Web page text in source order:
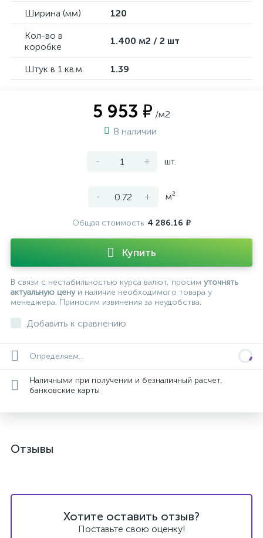
Ширина (мм)
120
Кол-во в
коробке
1.400 м2 / 2 шт
Штук в 1 кв.м. 1.39
5 953 ₽ /м2
В наличии
- + шт.
- + м²
Общая стоимость 4 286.16 ₽
Купить
В связи с нестабильностью курса валют, просим уточнять
актуальную ценуи наличие необходимого товара у
менеджера. Приносим извинения за неудобства.
Добавить к сравнению
Определяем...
Наличными при получении и безналичный расчет,
банковские карты
Отзывы
Хотите оставить отзыв?
Поставьте свою оценку!